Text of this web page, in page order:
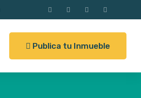
Publica tu Inmueble